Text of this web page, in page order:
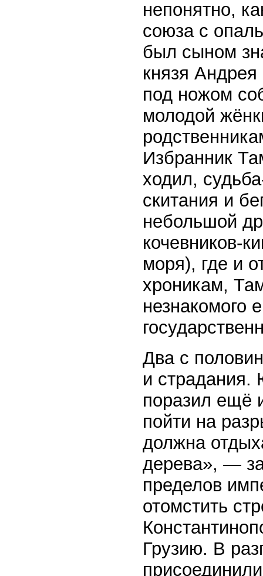
непонятно,
союза с
был сыном
князя Андрея
под ножом
молодой
Избранник
ходил,
скитания и
небольшой
кочевников-
моря), где и
хроникам,
незнакомого
Два с
и страдания.
поразил ещё
пойти на
должна
дерева», —
пределов
отомстить
Грузию. В